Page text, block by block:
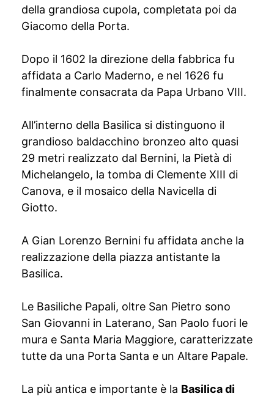
della grandiosa cupola, completata poi da
Giacomo della Porta.
Dopo il 1602 la direzione della fabbrica fu
affidata a Carlo Maderno, e nel 1626 fu
finalmente consacrata da Papa Urbano VIII.
All’interno della Basilica si distinguono il
grandioso baldacchino bronzeo alto quasi
29 metri realizzato dal Bernini, la Pietà di
Michelangelo, la tomba di Clemente XIII di
Canova, e il mosaico della Navicella di
Giotto.
A Gian Lorenzo Bernini fu affidata anche la
realizzazione della piazza antistante la
Basilica.
Le Basiliche Papali, oltre San Pietro sono
San Giovanni in Laterano, San Paolo fuori le
mura e Santa Maria Maggiore, caratterizzate
tutte da una Porta Santa e un Altare Papale.
La più antica e importante è la Basilica di